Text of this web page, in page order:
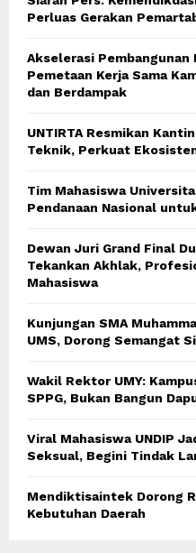
Perluas Gerakan
Akselerasi
Pemetaan Kerja Sama
dan Berdampak
UNTIRTA Resmikan
Teknik, Perkuat
Tim Mahasiswa
Pendanaan Nasional
Dewan Juri Grand Final
Tekankan Akhlak,
Mahasiswa
Kunjungan SMA
UMS, Dorong Semangat
Wakil Rektor UMY:
SPPG, Bukan Bangun
Viral Mahasiswa UNDIP
Seksual, Begini Tindak
Mendiktisaintek Dorong
Kebutuhan Daerah